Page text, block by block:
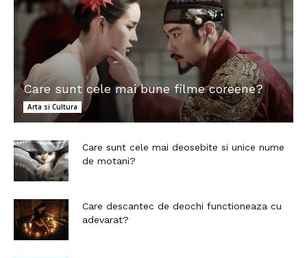
Care sunt cele mai bune filme coreene?
Arta si Cultura
Care sunt cele mai deosebite si unice nume
de motani?
Care descantec de deochi functioneaza cu
adevarat?